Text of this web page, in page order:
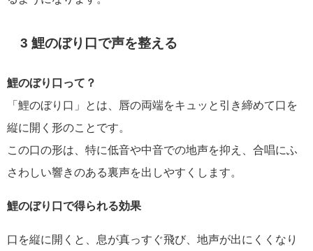
3 鯉のぼり口で声を整える
鯉のぼり口って？
「鯉のぼり口」とは、唇の両端をキュッと引き締めて口を
縦に開く形のことです。
この口の形は、特に低音や中音での地声を抑え、合唱にふ
さわしい響きのある裏声を出しやすくします。
鯉のぼり口で得られる効果
口を縦に開くと、息が真っすぐ飛び、地声が出にくくなり